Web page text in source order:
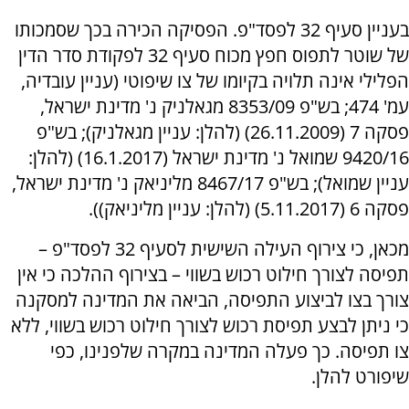
בעניין סעיף 32 לפסד"פ. הפסיקה הכירה בכך שסמכותו
של שוטר לתפוס חפץ מכוח סעיף 32 לפקודת סדר הדין
הפלילי אינה תלויה בקיומו של צו שיפוטי (עניין עובדיה,
עמ' 474; בש"פ 8353/09 מגאלניק נ' מדינת ישראל,
פסקה 7 (26.11.2009) (להלן: עניין מגאלניק); בש"פ
9420/16 שמואל נ' מדינת ישראל (16.1.2017) (להלן:
עניין שמואל); בש"פ 8467/17 מליניאק נ' מדינת ישראל,
פסקה 6 (5.11.2017) (להלן: עניין מליניאק)).
מכאן, כי צירוף העילה השישית לסעיף 32 לפסד"פ –
תפיסה לצורך חילוט רכוש בשווי – בצירוף ההלכה כי אין
צורך בצו לביצוע התפיסה, הביאה את המדינה למסקנה
כי ניתן לבצע תפיסת רכוש לצורך חילוט רכוש בשווי, ללא
צו תפיסה. כך פעלה המדינה במקרה שלפנינו, כפי
שיפורט להלן.